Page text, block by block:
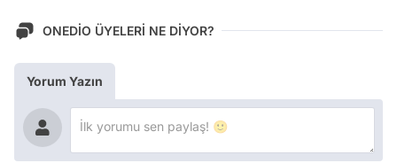
ONEDİO ÜYELERİ NE DİYOR?
Yorum Yazın